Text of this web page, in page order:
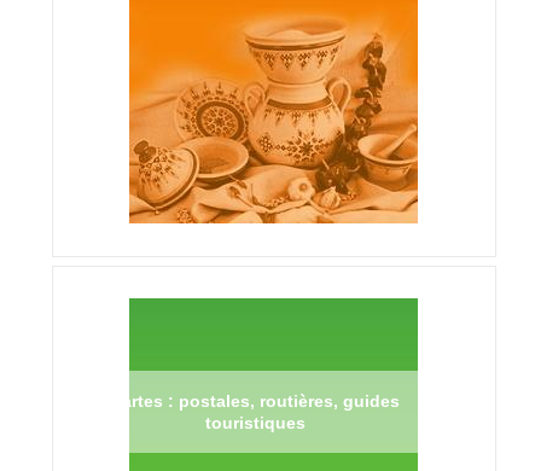
Cartes : postales, routières, guides
touristiques